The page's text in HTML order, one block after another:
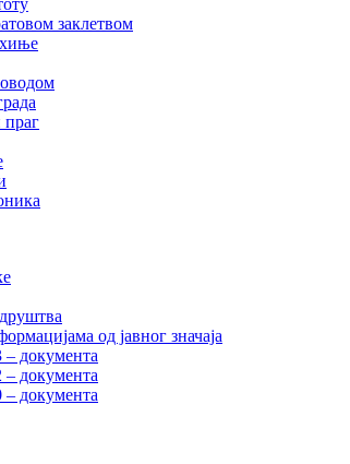
заклетвом
од јавног значаја
документа
документа
документа